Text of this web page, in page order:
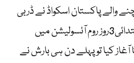
والے پاکستان اسکواڈ نے ڈربی
میں پڑاو ڈالتے ہوئے ابتدائی3روز روم آئسولیشن میں
کیا تو پہلے دن ہی بارش نے